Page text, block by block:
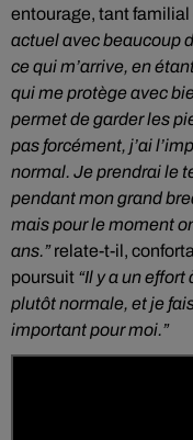
entourage, tant
actuel avec beaucoup
ce qui m’arrive, en
qui me protège avec
permet de garder les
pas forcément, j’ai
normal. Je prendrai le
pendant mon grand
mais pour le moment
ans.”relate-t-il,
poursuit “Il y a un
plutôt normale, et je
important pour moi.”